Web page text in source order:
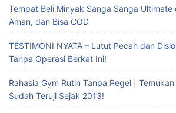
Tempat Beli Minyak Sanga Sanga Ultimate
Aman, dan Bisa COD
TESTIMONI NYATA – Lutut Pecah dan
Tanpa Operasi Berkat Ini!
Rahasia Gym Rutin Tanpa Pegel |
Sudah Teruji Sejak 2013!